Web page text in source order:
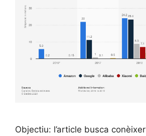
Objectiu: l’article busca